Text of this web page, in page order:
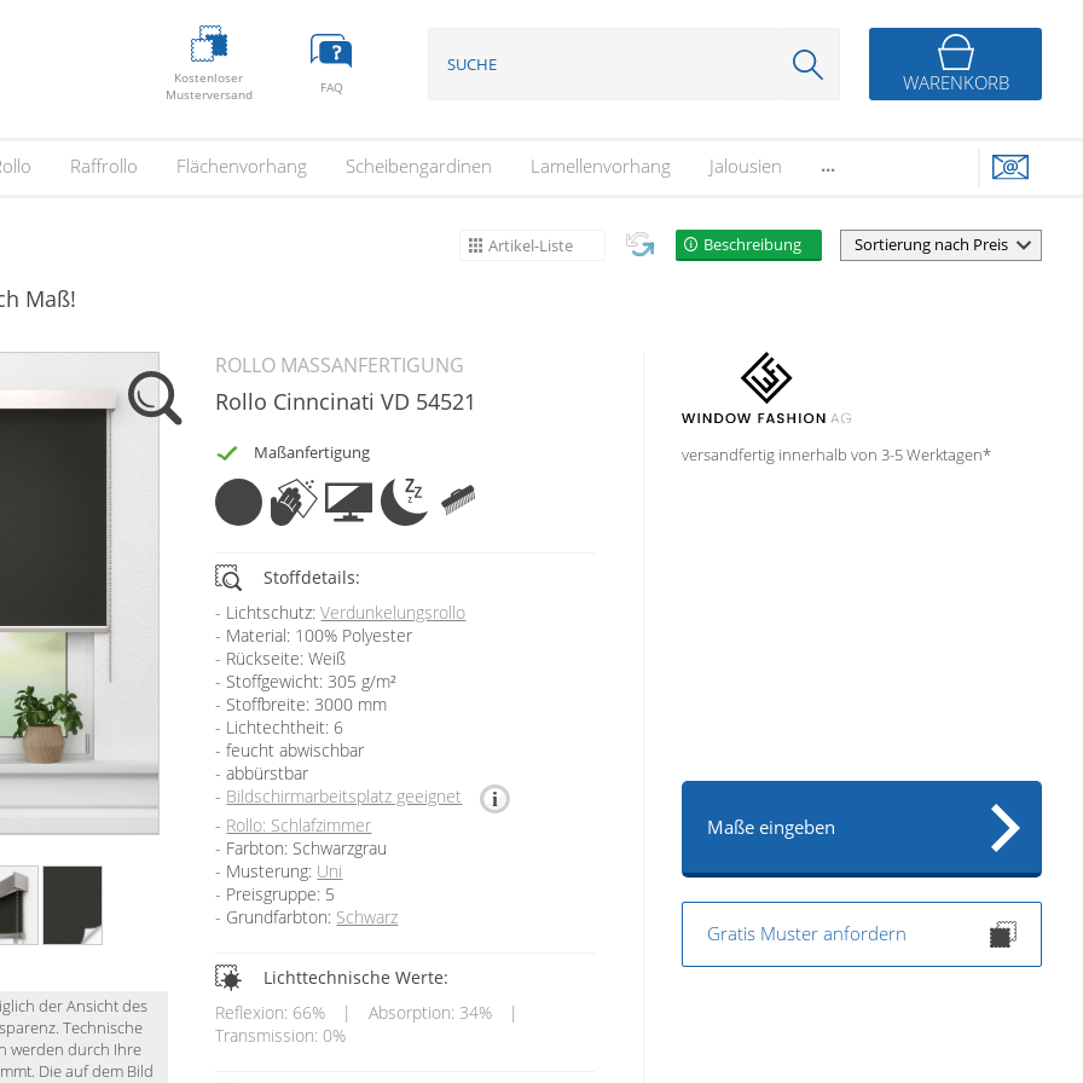
Kostenloser
Musterversand
FAQ WARENKORB
Raffrollo Flächenvorhang Scheibengardinen Lamellenvorhang Jalousien ...
Artikel-Liste Beschreibung
Maß!
der Ansicht des
Technische
werden durch Ihre
Die auf dem Bild
ROLLO MASSANFERTIGUNG
Rollo Cinncinati VD 54521
Maßanfertigung
Stoffdetails:
Lichtschutz:Verdunkelungsrollo
Material: 100% Polyester
Rückseite: Weiß
Stoffgewicht: 305 g/m²
Stoffbreite: 3000 mm
Lichtechtheit: 6
feucht abwischbar
abbürstbar
Bildschirmarbeitsplatz geeignet
Rollo: Schlafzimmer
Farbton: Schwarzgrau
Musterung: Uni
Preisgruppe: 5
Grundfarbton: Schwarz
Lichttechnische Werte:
Reflexion: 66%
| Absorption: 34%
|
Transmission: 0%
versandfertig innerhalb von 3-5 Werktagen*
Maße eingeben
Gratis Muster anfordern